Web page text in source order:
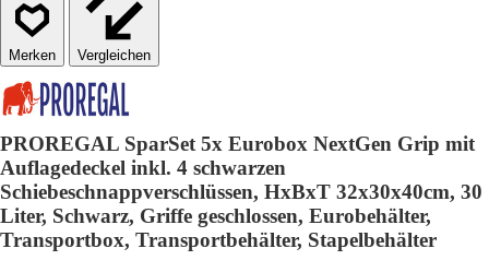
Vergleichen
PROREGAL SparSet 5x Eurobox NextGen Grip mit
Auflagedeckel inkl. 4 schwarzen
Schiebeschnappverschlüssen, HxBxT 32x30x40cm, 30
Liter, Schwarz, Griffe geschlossen, Eurobehälter,
Transportbox, Transportbehälter, Stapelbehälter